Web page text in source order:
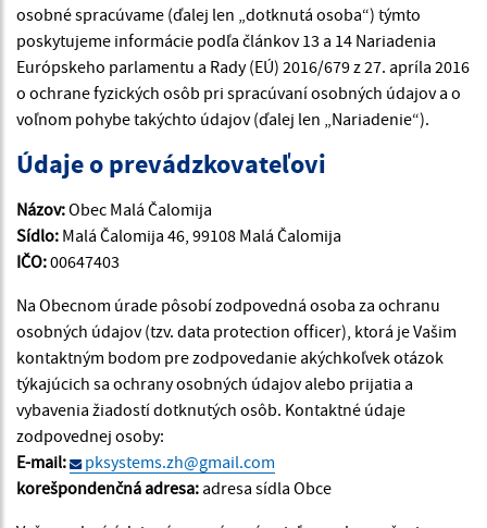
osobné spracúvame (ďalej len „dotknutá osoba“) týmto
poskytujeme informácie podľa článkov 13 a 14 Nariadenia
Európskeho parlamentu a Rady (EÚ) 2016/679 z 27. apríla 2016
o ochrane fyzických osôb pri spracúvaní osobných údajov a o
voľnom pohybe takýchto údajov (ďalej len „Nariadenie“).
Údaje o prevádzkovateľovi
Názov:Obec Malá Čalomija
Sídlo: Malá Čalomija 46, 99108 Malá Čalomija
IČO:00647403
Na Obecnom úrade pôsobí zodpovedná osoba za ochranu
osobných údajov (tzv. data protection officer), ktorá je Vašim
kontaktným bodom pre zodpovedanie akýchkoľvek otázok
týkajúcich sa ochrany osobných údajov alebo prijatia a
vybavenia žiadostí dotknutých osôb. Kontaktné údaje
zodpovednej osoby:
E-mail:
pksystems.zh@gmail.com
korešpondenčná adresa: adresa sídla Obce